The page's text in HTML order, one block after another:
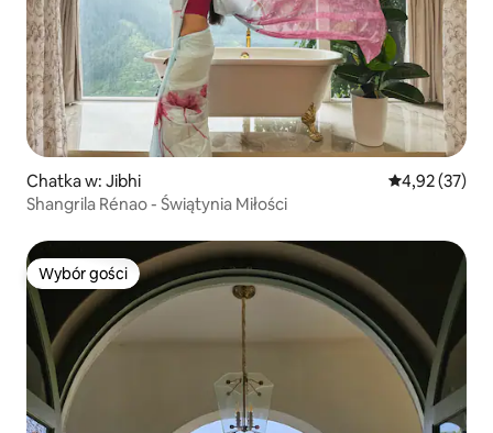
Chatka w: Jibhi Średnia
4,92 (37)
Shangrila Rénao - Świątynia Miłości
Wybór gości
Wybór gości